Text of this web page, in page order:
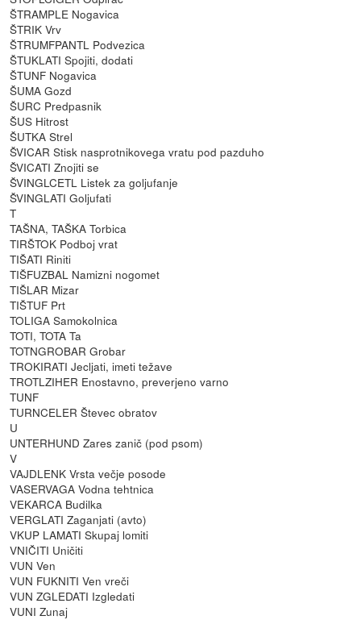
ŠTRAMPLE Nogavica
ŠTRIK Vrv
ŠTRUMFPANTL Podvezica
ŠTUKLATI Spojiti, dodati
ŠTUNF Nogavica
ŠUMA Gozd
ŠURC Predpasnik
ŠUS Hitrost
ŠUTKA Strel
ŠVICAR Stisk nasprotnikovega vratu pod pazduho
ŠVICATI Znojiti se
ŠVINGLCETL Listek za goljufanje
ŠVINGLATI Goljufati
T
TAŠNA, TAŠKA Torbica
TIRŠTOK Podboj vrat
TIŠATI Riniti
TIŠFUZBAL Namizni nogomet
TIŠLAR Mizar
TIŠTUF Prt
TOLIGA Samokolnica
TOTI, TOTA Ta
TOTNGROBAR Grobar
TROKIRATI Jecljati, imeti težave
TROTLZIHER Enostavno, preverjeno varno
TUNF
TURNCELER Števec obratov
U
UNTERHUND Zares zanič (pod psom)
V
VAJDLENK Vrsta večje posode
VASERVAGA Vodna tehtnica
VEKARCA Budilka
VERGLATI Zaganjati (avto)
VKUP LAMATI Skupaj lomiti
VNIČITI Uničiti
VUN Ven
VUN FUKNITI Ven vreči
VUN ZGLEDATI Izgledati
VUNI Zunaj